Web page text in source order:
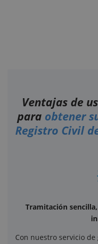
Ventajas de
para obtener
Registro Civil
Tramitación
Con nuestro servicio